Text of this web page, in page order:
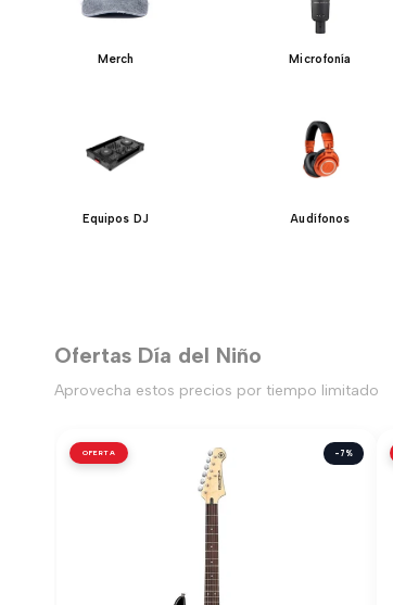
Merch Microfonía
Equipos DJ Audífonos
Ofertas Día del Niño
Aprovecha estos precios por tiempo limitado
OFERTA -7%